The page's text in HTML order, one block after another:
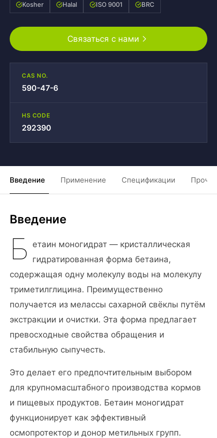
Kosher Halal ISO 9001 BRC
Связаться с нами
CAS NO.
590-47-6
HS CODE
292390
Введение Применение Спецификации
Введение
Б
етаин моногидрат — кристаллическая
гидратированная форма бетаина,
содержащая одну молекулу воды на молекулу
триметилглицина. Преимущественно
получается из мелассы сахарной свёклы путём
экстракции и очистки. Эта форма предлагает
превосходные свойства обращения и
стабильную сыпучесть.
Это делает его предпочтительным выбором
для крупномасштабного производства кормов
и пищевых продуктов. Бетаин моногидрат
функционирует как эффективный
осмопротектор и донор метильных групп.